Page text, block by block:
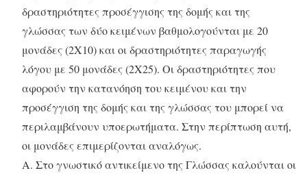
δραστηριότητες προσέγγισης της δομής και της
γλώσσας των δύο κειμένων βαθμολογούνται με 20
μονάδες (2Χ10) και οι δραστηριότητες παραγωγής
λόγου με 50 μονάδες (2X25). Οι δραστηριότητες που
αφορούν την κατανόηση του κειμένου και την
προσέγγιση της δομής και της γλώσσας του μπορεί να
περιλαμβάνουν υποερωτήματα. Στην περίπτωση αυτή,
οι μονάδες επιμερίζονται αναλόγως.
Α. Στο γνωστικό αντικείμενο της Γλώσσας καλούνται οι